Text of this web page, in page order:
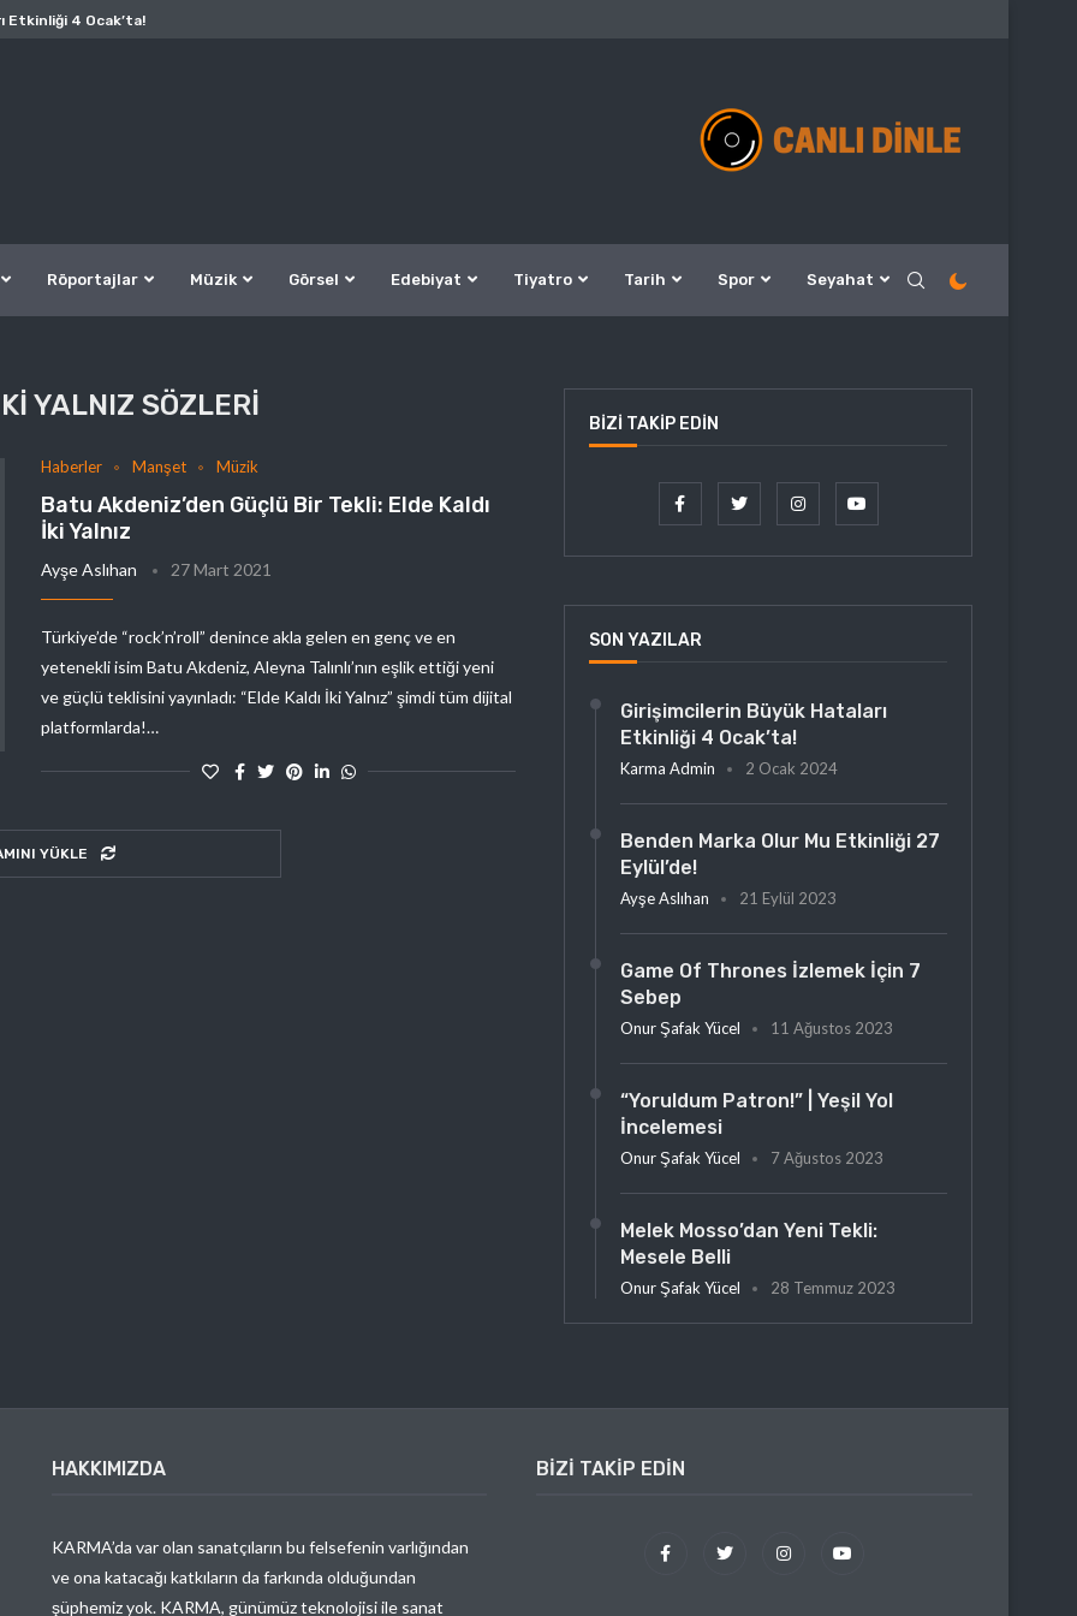
Etkinliği 4 Ocak’ta!
Röportajlar Müzik Görsel Edebiyat Tiyatro Tarih Spor Seyahat
YALNIZ SÖZLERI
Haberler Manşet Müzik
Batu Akdeniz’den Güçlü Bir Tekli: Elde Kaldı
İki Yalnız
Ayşe Aslıhan 27 Mart 2021
Türkiye’de “rock’n’roll” denince akla gelen en genç ve en
yetenekli isim Batu Akdeniz, Aleyna Talınlı’nın eşlik ettiği yeni
ve güçlü teklisini yayınladı: “Elde Kaldı İki Yalnız” şimdi tüm dijital
platformlarda!…
YÜKLE
BIZI TAKIP EDIN
SON YAZILAR
Girişimcilerin Büyük Hataları
Etkinliği 4 Ocak’ta!
Karma Admin 2 Ocak 2024
Benden Marka Olur Mu Etkinliği 27
Eylül’de!
Ayşe Aslıhan 21 Eylül 2023
Game Of Thrones İzlemek İçin 7
Sebep
Onur Şafak Yücel 11 Ağustos 2023
“Yoruldum Patron!” | Yeşil Yol
İncelemesi
Onur Şafak Yücel 7 Ağustos 2023
Melek Mosso’dan Yeni Tekli:
Mesele Belli
Onur Şafak Yücel 28 Temmuz 2023
HAKKIMIZDA
KARMA’da var olan sanatçıların bu felsefenin varlığından
ve ona katacağı katkıların da farkında olduğundan
şüphemiz yok. KARMA, günümüz teknolojisi ile sanat
BIZI TAKIP EDIN